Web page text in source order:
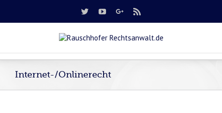
Internet-/Onlinerecht